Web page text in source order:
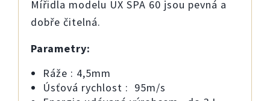
Mířidla modelu UX SPA 60 jsou pevná a
dobře čitelná.
Parametry:
Ráže : 4,5mm
Úsťová rychlost : 95m/s